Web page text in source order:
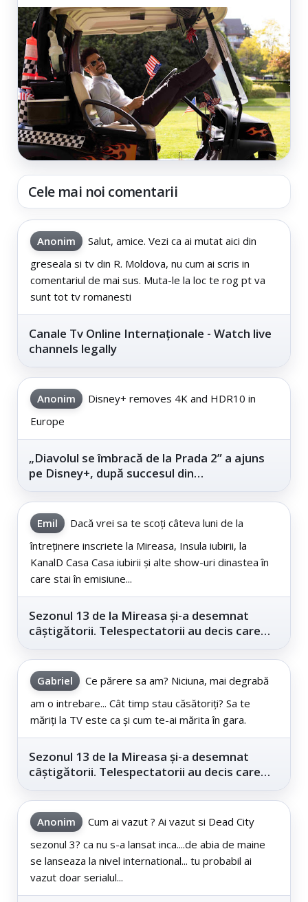
Cele mai noi comentarii
Anonim
Salut, amice. Vezi ca ai mutat aici din
greseala si tv din R. Moldova, nu cum ai scris in
comentariul de mai sus. Muta-le la loc te rog pt va
sunt tot tv romanesti
Canale Tv Online Internaționale - Watch live
channels legally
Anonim
Disney+ removes 4K and HDR10 in
Europe
„Diavolul se îmbracă de la Prada 2” a ajuns
pe Disney+, după succesul din
Emil
Dacă vrei sa te scoți câteva luni de la
întreținere inscriete la Mireasa, Insula iubirii, la
KanalD Casa Casa iubirii și alte show-uri dinastea în
care stai în emisiune...
Sezonul 13 de la Mireasa și-a desemnat
câștigătorii. Telespectatorii au decis care
Gabriel
Ce părere sa am? Niciuna, mai degrabă
am o intrebare... Cât timp stau căsătoriți? Sa te
măriți la TV este ca și cum te-ai mărita în gara.
Sezonul 13 de la Mireasa și-a desemnat
câștigătorii. Telespectatorii au decis care
Anonim
Cum ai vazut ? Ai vazut si Dead City
sezonul 3? ca nu s-a lansat inca....de abia de maine
se lanseaza la nivel international... tu probabil ai
vazut doar serialul...